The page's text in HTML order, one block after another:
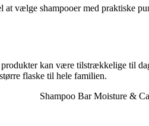
vælge shampooer med praktiske
kan være tilstrækkelige til
flaske til hele familien.
Shampoo Bar Moisture &